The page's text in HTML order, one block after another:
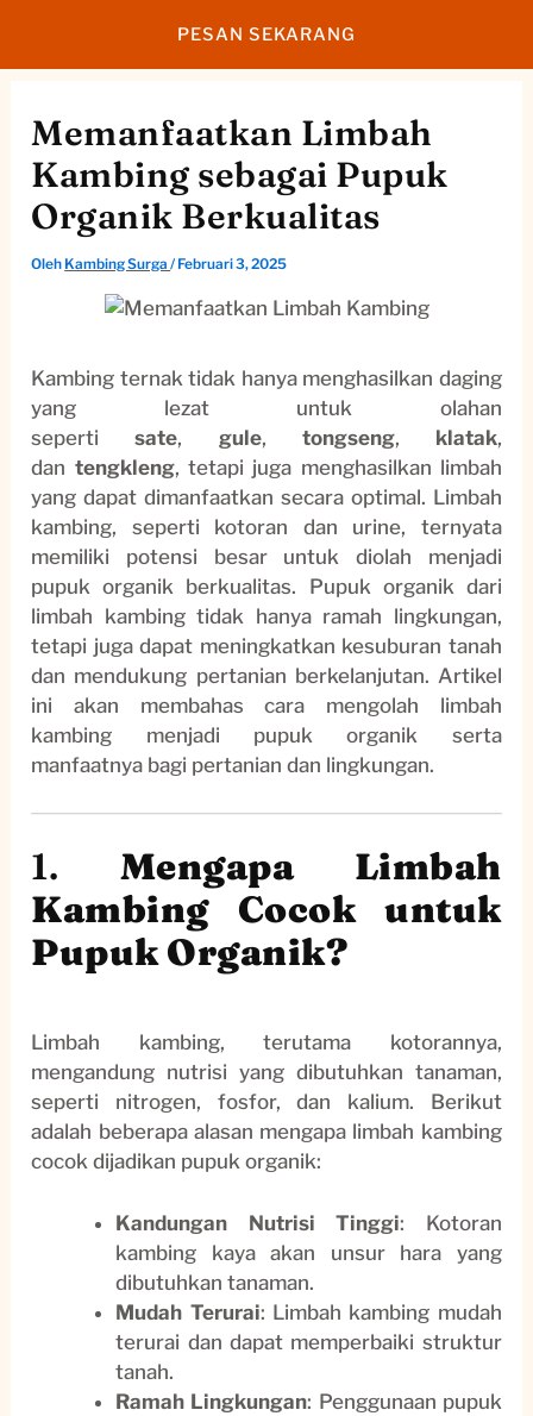
konten
PESAN SEKARANG
Memanfaatkan Limbah
Kambing sebagai Pupuk
Organik Berkualitas
Oleh Kambing Surga/ Februari 3, 2025
Kambing ternak tidak hanya menghasilkan daging
yang lezat untuk olahan
sepertisate, gule, tongseng, klatak,
dan tengkleng, tetapi juga menghasilkan limbah
yang dapat dimanfaatkan secara optimal. Limbah
kambing, seperti kotoran dan urine, ternyata
memiliki potensi besar untuk diolah menjadi
pupuk organik berkualitas. Pupuk organik dari
limbah kambing tidak hanya ramah lingkungan,
tetapi juga dapat meningkatkan kesuburan tanah
dan mendukung pertanian berkelanjutan. Artikel
ini akan membahas cara mengolah limbah
kambing menjadi pupuk organik serta
manfaatnya bagi pertanian dan lingkungan.
1. Mengapa Limbah
Kambing Cocok untuk
Pupuk Organik?
Limbah kambing, terutama kotorannya,
mengandung nutrisi yang dibutuhkan tanaman,
seperti nitrogen, fosfor, dan kalium. Berikut
adalah beberapa alasan mengapa limbah kambing
cocok dijadikan pupuk organik:
Kandungan Nutrisi Tinggi: Kotoran
kambing kaya akan unsur hara yang
dibutuhkan tanaman.
Mudah Terurai: Limbah kambing mudah
terurai dan dapat memperbaiki struktur
tanah.
Ramah Lingkungan: Penggunaan pupuk